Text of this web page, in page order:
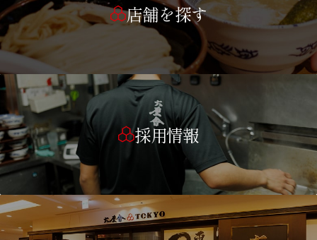
店舗を探す
採用情報